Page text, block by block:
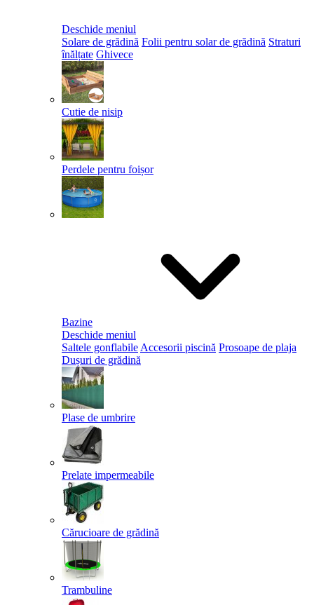
Deschide meniul
Solare de grădină Folii pentru solar de grădină Straturi
înălțate Ghivece
Cutie de nisip
Perdele pentru foișor
Bazine
Deschide meniul
Saltele gonflabile Accesorii piscină Prosoape de plaja
Dușuri de grădină
Plase de umbrire
Prelate impermeabile
Cărucioare de grădină
Trambuline